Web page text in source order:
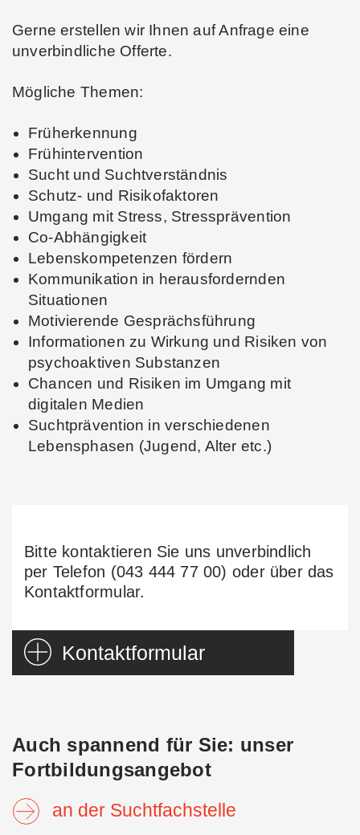
Gerne erstellen wir Ihnen auf Anfrage eine
unverbindliche Offerte.
Mögliche Themen:
Früherkennung
Frühintervention
Sucht und Suchtverständnis
Schutz- und Risikofaktoren
Umgang mit Stress, Stressprävention
Co-Abhängigkeit
Lebenskompetenzen fördern
Kommunikation in herausfordernden
Situationen
Motivierende Gesprächsführung
Informationen zu Wirkung und Risiken von
psychoaktiven Substanzen
Chancen und Risiken im Umgang mit
digitalen Medien
Suchtprävention in verschiedenen
Lebensphasen (Jugend, Alter etc.)
Bitte kontaktieren Sie uns unverbindlich
per Telefon (043 444 77 00) oder über das
Kontaktformular.
Kontaktformular
Anrede
Frau
Auch spannend für Sie: unser
Fortbildungsangebot
an der Suchtfachstelle